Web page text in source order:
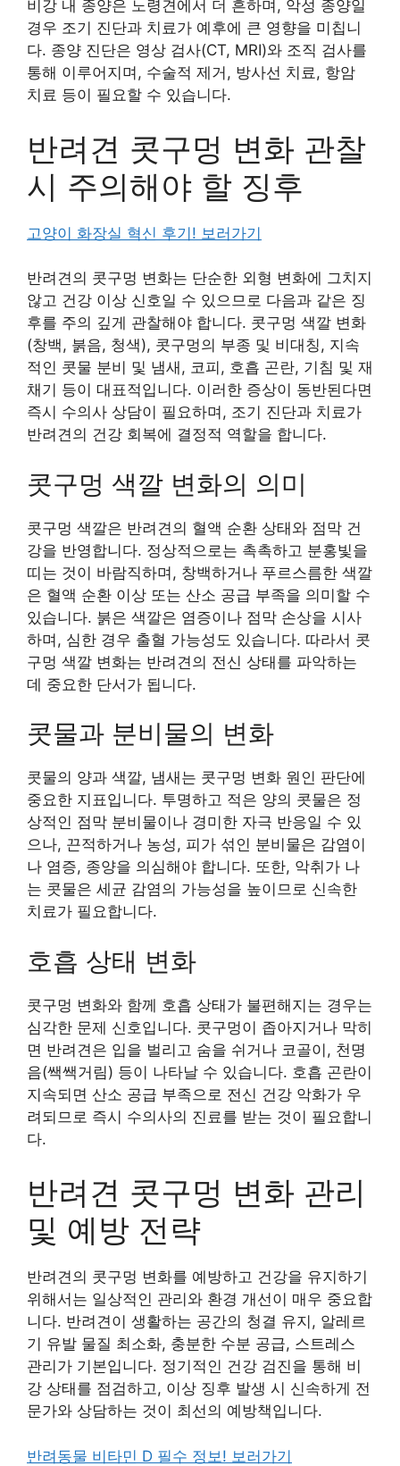
비강 내 종양은 노령견에서 더 흔하며, 악성 종양일
경우 조기 진단과 치료가 예후에 큰 영향을 미칩니
다. 종양 진단은 영상 검사(CT, MRI)와 조직 검사를
통해 이루어지며, 수술적 제거, 방사선 치료, 항암
치료 등이 필요할 수 있습니다.
반려견 콧구멍 변화 관찰
시 주의해야 할 징후
고양이 화장실 혁신 후기! 보러가기
반려견의 콧구멍 변화는 단순한 외형 변화에 그치지
않고 건강 이상 신호일 수 있으므로 다음과 같은 징
후를 주의 깊게 관찰해야 합니다. 콧구멍 색깔 변화
(창백, 붉음, 청색), 콧구멍의 부종 및 비대칭, 지속
적인 콧물 분비 및 냄새, 코피, 호흡 곤란, 기침 및 재
채기 등이 대표적입니다. 이러한 증상이 동반된다면
즉시 수의사 상담이 필요하며, 조기 진단과 치료가
반려견의 건강 회복에 결정적 역할을 합니다.
콧구멍 색깔 변화의 의미
콧구멍 색깔은 반려견의 혈액 순환 상태와 점막 건
강을 반영합니다. 정상적으로는 촉촉하고 분홍빛을
띠는 것이 바람직하며, 창백하거나 푸르스름한 색깔
은 혈액 순환 이상 또는 산소 공급 부족을 의미할 수
있습니다. 붉은 색깔은 염증이나 점막 손상을 시사
하며, 심한 경우 출혈 가능성도 있습니다. 따라서 콧
구멍 색깔 변화는 반려견의 전신 상태를 파악하는
데 중요한 단서가 됩니다.
콧물과 분비물의 변화
콧물의 양과 색깔, 냄새는 콧구멍 변화 원인 판단에
중요한 지표입니다. 투명하고 적은 양의 콧물은 정
상적인 점막 분비물이나 경미한 자극 반응일 수 있
으나, 끈적하거나 농성, 피가 섞인 분비물은 감염이
나 염증, 종양을 의심해야 합니다. 또한, 악취가 나
는 콧물은 세균 감염의 가능성을 높이므로 신속한
치료가 필요합니다.
호흡 상태 변화
콧구멍 변화와 함께 호흡 상태가 불편해지는 경우는
심각한 문제 신호입니다. 콧구멍이 좁아지거나 막히
면 반려견은 입을 벌리고 숨을 쉬거나 코골이, 천명
음(쌕쌕거림) 등이 나타날 수 있습니다. 호흡 곤란이
지속되면 산소 공급 부족으로 전신 건강 악화가 우
려되므로 즉시 수의사의 진료를 받는 것이 필요합니
다.
반려견 콧구멍 변화 관리
및 예방 전략
반려견의 콧구멍 변화를 예방하고 건강을 유지하기
위해서는 일상적인 관리와 환경 개선이 매우 중요합
니다. 반려견이 생활하는 공간의 청결 유지, 알레르
기 유발 물질 최소화, 충분한 수분 공급, 스트레스
관리가 기본입니다. 정기적인 건강 검진을 통해 비
강 상태를 점검하고, 이상 징후 발생 시 신속하게 전
문가와 상담하는 것이 최선의 예방책입니다.
반려동물 비타민 D 필수 정보! 보러가기